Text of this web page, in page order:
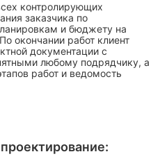
контролирующих
заказчика по
и бюджету на
окончании работ клиент
документации с
любому подрядчику, а
работ и ведомость